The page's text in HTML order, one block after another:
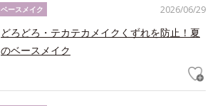
2026/06/29
ベースメイク
どろどろ・テカテカメイクくずれを防止！夏
のベースメイク